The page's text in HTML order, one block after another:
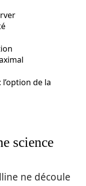
de la
science
ne découle